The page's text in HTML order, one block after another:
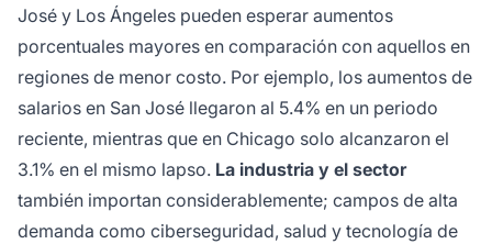
José y Los Ángeles pueden esperar aumentos
porcentuales mayores en comparación con aquellos en
regiones de menor costo. Por ejemplo, los aumentos de
salarios en San José llegaron al 5.4% en un periodo
reciente, mientras que en Chicago solo alcanzaron el
3.1% en el mismo lapso. La industria y el sector
también importan considerablemente; campos de alta
demanda como ciberseguridad, salud y tecnología de